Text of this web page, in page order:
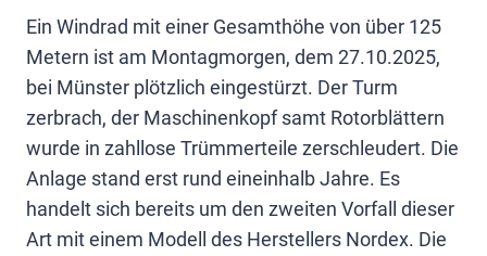
Ein Windrad mit einer Gesamthöhe von über 125
Metern ist am Montagmorgen, dem 27.10.2025,
bei Münster plötzlich eingestürzt. Der Turm
zerbrach, der Maschinenkopf samt Rotorblättern
wurde in zahllose Trümmerteile zerschleudert. Die
Anlage stand erst rund eineinhalb Jahre. Es
handelt sich bereits um den zweiten Vorfall dieser
Art mit einem Modell des Herstellers Nordex. Die